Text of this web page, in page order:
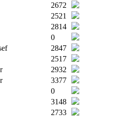
2672
2521
2814
0
2847
2517
2932
3377
0
3148
2733